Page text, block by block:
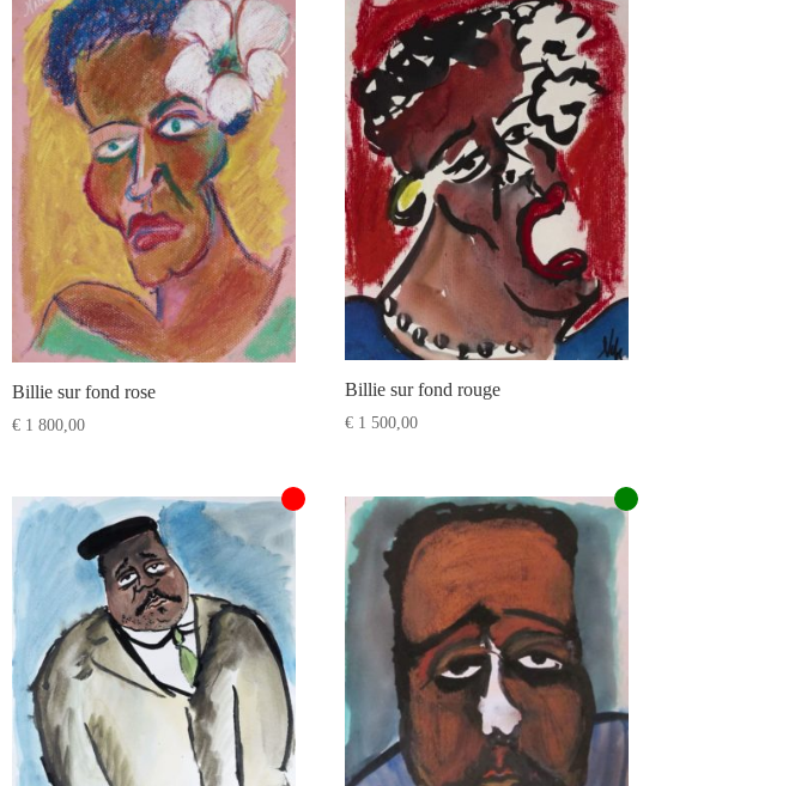
Billie sur fond rose
€ 1 800,00
Billie sur fond rouge
€ 1 500,00